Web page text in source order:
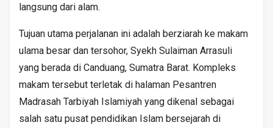
langsung dari alam.
Tujuan utama perjalanan ini adalah berziarah ke makam
ulama besar dan tersohor, Syekh Sulaiman Arrasuli
yang berada di Canduang, Sumatra Barat. Kompleks
makam tersebut terletak di halaman Pesantren
Madrasah Tarbiyah Islamiyah yang dikenal sebagai
salah satu pusat pendidikan Islam bersejarah di